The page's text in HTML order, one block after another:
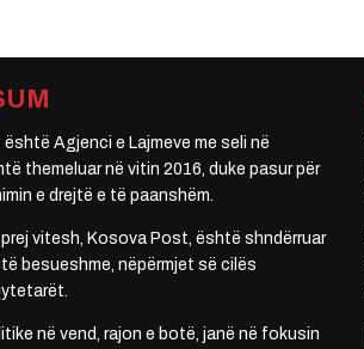
Agjenci e Lajmeve me seli në
themeluar në vitin 2016, duke pasur për
e drejtë e të paanshëm.
prej vitesh, Kosova Post, është shndërruar
besueshme, nëpërmjet së cilës
në vend, rajon e botë, janë në fokusin